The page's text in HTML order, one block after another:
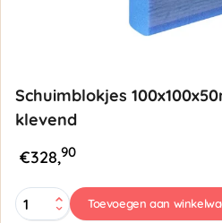
Schuimblokjes
klevend
€328,90
Schuimblokjes
100x100x50mm
Toevoegen aan